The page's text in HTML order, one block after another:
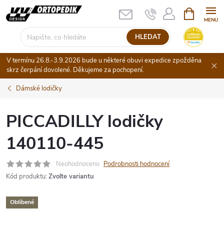
Přejít
na
HLEDAT
NÁKUPNÍ
KOŠÍK
V termínu 26.8.-3.9.2026 bude u některé obuvi expedice zpožděna
skrz čerpání dovolené. Děkujeme za pochopení.
Dámské lodičky
PICCADILLY lodičky
140110-445
Neohodnoceno Podrobnosti hodnocení
Kód produktu: Zvolte variantu
Oblíbené